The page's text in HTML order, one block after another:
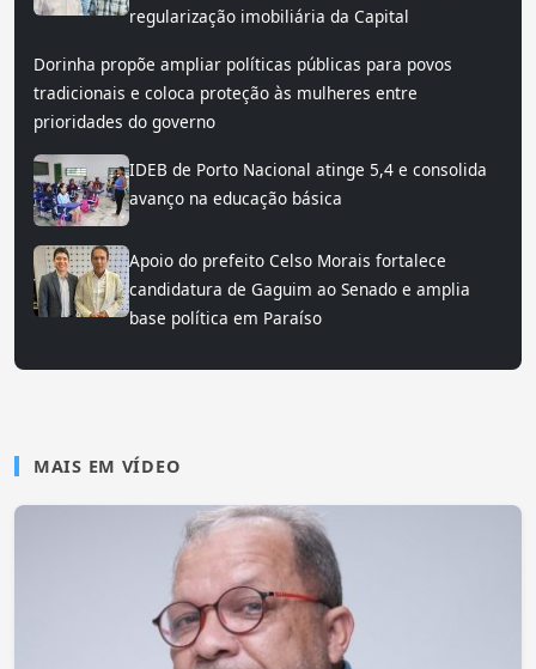
regularização imobiliária da Capital
Dorinha propõe ampliar políticas públicas para povos
tradicionais e coloca proteção às mulheres entre
prioridades do governo
IDEB de Porto Nacional atinge 5,4 e consolida
avanço na educação básica
Apoio do prefeito Celso Morais fortalece
candidatura de Gaguim ao Senado e amplia
base política em Paraíso
MAIS EM VÍDEO